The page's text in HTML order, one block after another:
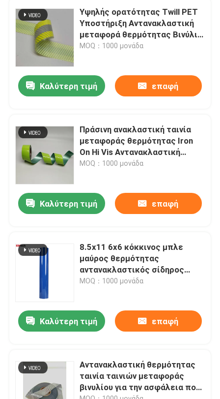
Προϊόντα
Γύρος εργοστασίων
Όλες οι περιπτώσεις
Ζητήστε ένα απόσπασμα
αντανακλαστικό ύφασμα
Υψηλής ορατότητας Twill PET
Υποστήριξη Αντανακλαστική
μεταφορά θερμότητας Βινύλιο
αυτοκόλλητο για ρούχα Retro
MOQ：1000 μονάδα
Καλύτερη τιμή επαφή
Πράσινη ανακλαστική ταινία
μεταφοράς θερμότητας Iron
On Hi Vis Αντανακλαστική
ταινία για ρούχα Crystal Heat
MOQ：1000 μονάδα
Καλύτερη τιμή επαφή
8.5x11 6x6 κόκκινος μπλε
μαύρος θερμότητας
αντανακλαστικός σίδηρος
φύλλων μεταφοράς βινυλίου
MOQ：1000 μονάδα
Καλύτερη τιμή επαφή
Αντανακλαστική θερμότητας
ταινία ταινιών μεταφοράς
βινυλίου για την ασφάλεια που